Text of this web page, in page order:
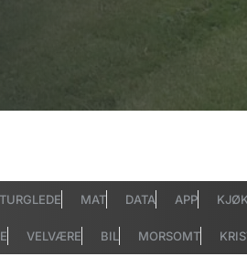
TURGLEDE MAT DATA APP
VELVÆRE BIL MORSOMT